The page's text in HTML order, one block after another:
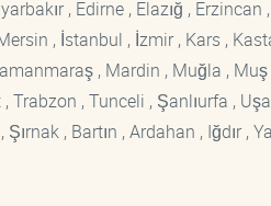
, Edirne , Elazığ ,
, İstanbul , İzmir , Kars ,
, Mardin , Muğla , Muş
Trabzon , Tunceli , Şanlıurfa ,
, Bartın , Ardahan , Iğdır ,